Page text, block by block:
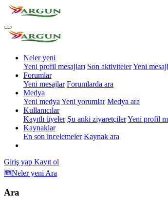
Neler yeni
Yeni profil mesajları Son aktivitelerYeni
Forumlar
Yeni mesajlar Forumlarda ara
Medya
Yeni medya Yeni yorumlar Medya ara
Kullanıcılar
Kayıtlı üyeler Şu anki ziyaretçilerYeni profil
Kaynaklar
En son incelemeler Kaynak ara
Giriş yap Kayıt ol
🆕Neler yeni Ara
Ara